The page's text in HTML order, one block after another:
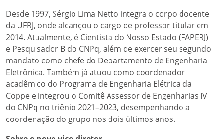
Desde 1997, Sérgio Lima Netto integra o corpo docente
da UFRJ, onde alcançou o cargo de professor titular em
2014. Atualmente, é Cientista do Nosso Estado (FAPERJ)
e Pesquisador B do CNPq, além de exercer seu segundo
mandato como chefe do Departamento de Engenharia
Eletrônica. Também já atuou como coordenador
acadêmico do Programa de Engenharia Elétrica da
Coppe e integrou o Comitê Assessor de Engenharias IV
do CNPq no triênio 2021–2023, desempenhando a
coordenação do grupo nos dois últimos anos.